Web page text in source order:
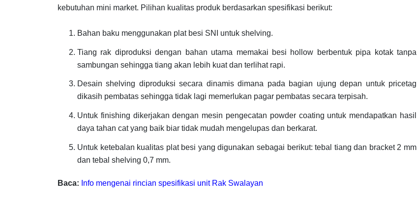
kebutuhan mini market. Pilihan kualitas produk berdasarkan spesifikasi berikut:
Bahan baku menggunakan plat besi SNI untuk shelving.
Tiang rak diproduksi dengan bahan utama memakai besi hollow berbentuk pipa kotak tanpa
sambungan sehingga tiang akan lebih kuat dan terlihat rapi.
Desain shelving diproduksi secara dinamis dimana pada bagian ujung depan untuk pricetag
dikasih pembatas sehingga tidak lagi memerlukan pagar pembatas secara terpisah.
Untuk finishing dikerjakan dengan mesin pengecatan powder coating untuk mendapatkan hasil
daya tahan cat yang baik biar tidak mudah mengelupas dan berkarat.
Untuk ketebalan kualitas plat besi yang digunakan sebagai berikut: tebal tiang dan bracket 2 mm
dan tebal shelving 0,7 mm.
Baca: Info mengenai rincian spesifikasi unit Rak Swalayan